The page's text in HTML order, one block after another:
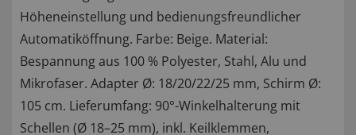
Höheneinstellung und bedienungsfreundlicher
Automatiköffnung. Farbe: Beige. Material:
Bespannung aus 100 % Polyester, Stahl, Alu und
Mikrofaser. Adapter Ø: 18/20/22/25 mm, Schirm Ø:
105 cm. Lieferumfang: 90°-Winkelhalterung mit
Schellen (Ø 18–25 mm), inkl. Keilklemmen,